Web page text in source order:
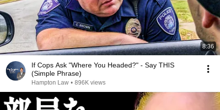
8:36
If Cops Ask "Where You Headed?" - Say THIS
(Simple Phrase)
Hampton Law • 896K views